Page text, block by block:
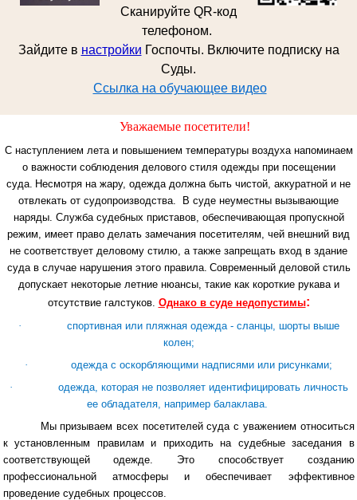
Сканируйте QR-код
телефоном.
Зайдите в настройки Госпочты. Включите подписку на
Суды.
Ссылка на обучающее видео
Уважаемые посетители!
С наступлением лета и повышением температуры воздуха напоминаем
о важности соблюдения делового стиля одежды при посещении
суда. Несмотря на жару, одежда должна быть чистой, аккуратной и не
отвлекать от судопроизводства. В суде неуместны вызывающие
наряды. Служба судебных приставов, обеспечивающая пропускной
режим, имеет право делать замечания посетителям, чей внешний вид
не соответствует деловому стилю, а также запрещать вход в здание
суда в случае нарушения этого правила. Современный деловой стиль
допускает некоторые летние нюансы, такие как короткие рукава и
отсутствие галстуков. Однако в суде недопустимы:
·
спортивная или пляжная одежда - сланцы, шорты выше
колен;
·
одежда с оскорбляющими надписями или рисунками;
·
одежда, которая не позволяет идентифицировать личность
ее обладателя, например балаклава.
Мы призываем всех посетителей суда с уважением относиться
к установленным правилам и приходить на судебные заседания в
соответствующей одежде. Это способствует созданию
профессиональной атмосферы и обеспечивает эффективное
проведение судебных процессов.